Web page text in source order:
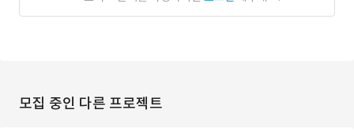
모집 중인 다른 프로젝트